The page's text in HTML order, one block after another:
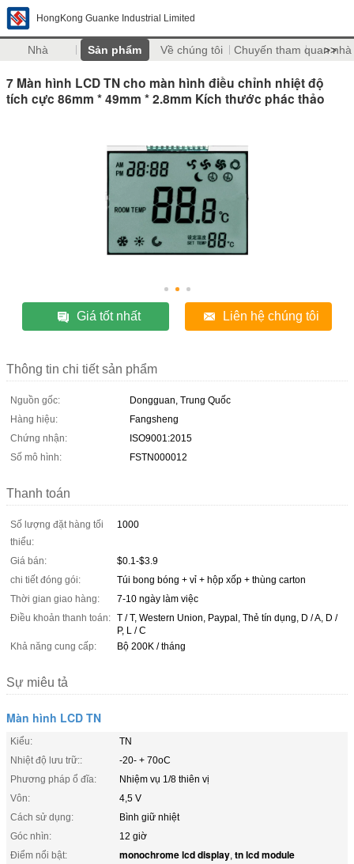
HongKong Guanke Industrial Limited
Nhà Sản phẩm Về chúng tôi Chuyến tham quan nhà
>>
7 Màn hình LCD TN cho màn hình điều chỉnh nhiệt độ
tích cực 86mm * 49mm * 2.8mm Kích thước phác thảo
Giá tốt nhất Liên hệ chúng tôi
Thông tin chi tiết sản phẩm
Nguồn gốc:
Dongguan, Trung Quốc
Hàng hiệu:
Fangsheng
Chứng nhận:
ISO9001:2015
Số mô hình:
FSTN000012
Thanh toán
Số lượng đặt hàng tối
thiểu:
1000
Giá bán:
$0.1-$3.9
chi tiết đóng gói:
Túi bong bóng + vỉ + hộp xốp + thùng carton
Thời gian giao hàng:
7-10 ngày làm việc
Điều khoản thanh toán: T / T, Western Union, Paypal, Thẻ tín dụng, D / A, D /
P, L / C
Khả năng cung cấp:
Bộ 200K / tháng
Sự miêu tả
Màn hình LCD TN
Kiểu:
TN
Nhiệt độ lưu trữ::
-20- + 70oC
Phương pháp ổ đĩa:
Nhiệm vụ 1/8 thiên vị
Vôn:
4,5 V
Cách sử dụng:
Bình giữ nhiệt
Góc nhìn:
12 giờ
Điểm nổi bật:
monochrome lcd display, tn lcd module